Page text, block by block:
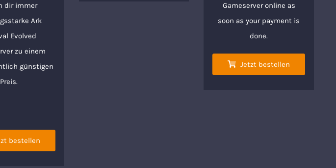
dir immer
Ark
Evolved
zu einem
günstigen
Preis.
bestellen
Gameserver online as
soon as your payment is
done.
Jetzt bestellen